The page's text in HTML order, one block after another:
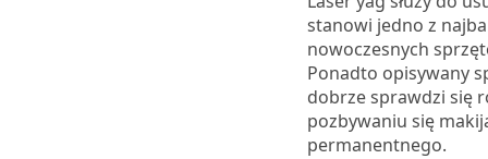
stanowi jedno z
nowoczesnych
Ponadto opisywany
dobrze sprawdzi się
pozbywaniu się
permanentnego.